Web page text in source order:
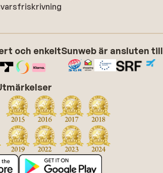
och enkeltSunweb är ansluten till